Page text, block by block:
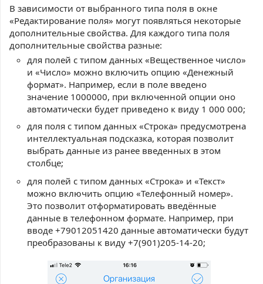
В зависимости от выбранного типа поля в окне
«Редактирование поля» могут появляться некоторые
дополнительные свойства. Для каждого типа поля
дополнительные свойства разные:
для полей с типом данных «Вещественное число»
и «Число» можно включить опцию «Денежный
формат». Например, если в поле введено
значение 1000000, при включенной опции оно
автоматически будет приведено к виду 1 000 000;
для поля с типом данных «Строка» предусмотрена
интеллектуальная подсказка, которая позволит
выбрать данные из ранее введенных в этом
столбце;
для полей с типом данных «Строка» и «Текст»
можно включить опцию «Телефонный номер».
Это позволит отформатировать введённые
данные в телефонном формате. Например, при
вводе +79012051420 данные автоматически будут
преобразованы к виду +7(901)205-14-20;